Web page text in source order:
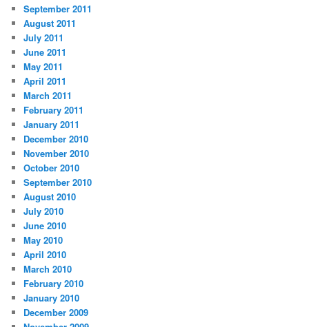
September 2011
August 2011
July 2011
June 2011
May 2011
April 2011
March 2011
February 2011
January 2011
December 2010
November 2010
October 2010
September 2010
August 2010
July 2010
June 2010
May 2010
April 2010
March 2010
February 2010
January 2010
December 2009